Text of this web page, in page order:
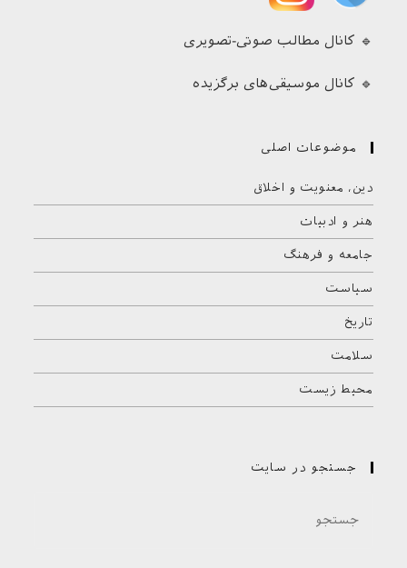
🔹 کانال مطالب صوتی-تصویری
🔹 کانال موسیقی‌های برگزیده
موضوعات اصلی
دین، معنویت و اخلاق
هنر و ادبیات
جامعه و فرهنگ
سیاست
تاریخ
سلامت
محیط زیست
جستجو در سایت